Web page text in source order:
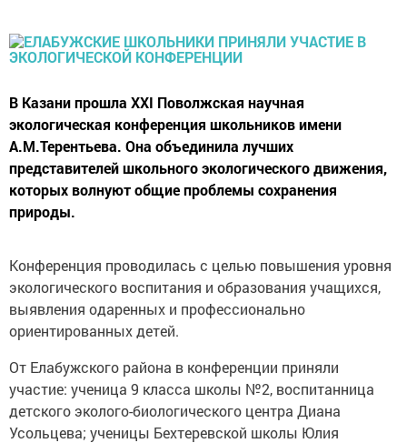
В Казани прошла XXI Поволжская научная
экологическая конференция школьников имени
А.М.Терентьева. Она объединила лучших
представителей школьного экологического движения,
которых волнуют общие проблемы сохранения
природы.
Конференция проводилась с целью повышения уровня
экологического воспитания и образования учащихся,
выявления одаренных и профессионально
ориентированных детей.
От Елабужского района в конференции приняли
участие: ученица 9 класса школы №2, воспитанница
детского эколого-биологического центра Диана
Усольцева; ученицы Бехтеревской школы Юлия